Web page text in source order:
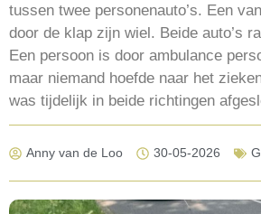
tussen twee personenauto’s. Een
door de klap zijn wiel. Beide auto’s
Een persoon is door ambulance
maar niemand hoefde naar het
was tijdelijk in beide richtingen
Anny van de Loo 30-05-2026